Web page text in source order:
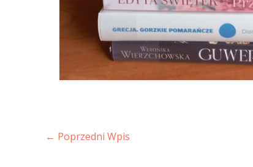
← Poprzedni Wpis